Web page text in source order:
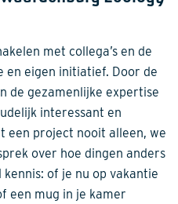
met collega’s en de
en eigen initiatief. Door de
de gezamenlijke expertise
interessant en
een project nooit alleen, we
over hoe dingen anders
of je nu op vakantie
een mug in je kamer